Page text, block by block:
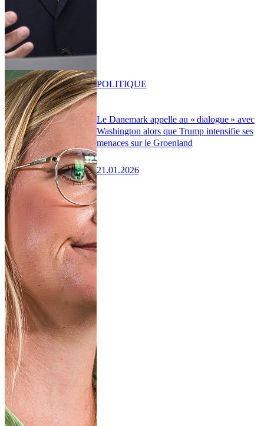
Le Danemark appelle au « dialogue » avec
Washington alors que Trump intensifie ses
menaces sur le Groenland
21.01.2026
POLITIQUE